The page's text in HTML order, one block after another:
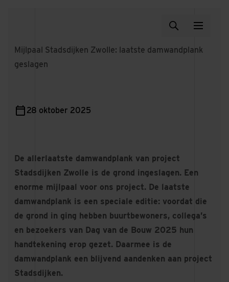
Mijlpaal Stadsdijken Zwolle: laatste damwandplank
geslagen
28 oktober 2025
De allerlaatste damwandplank van project
Stadsdijken Zwolle is de grond ingeslagen. Een
enorme mijlpaal voor ons project. De laatste
damwandplank is een speciale editie: voordat die
de grond in ging hebben buurtbewoners, collega’s
en bezoekers van Dag van de Bouw 2025 hun
handtekening erop gezet. Daarmee is de
damwandplank een blijvend aandenken aan project
Stadsdijken.